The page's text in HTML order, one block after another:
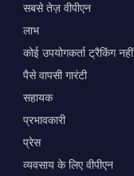
सबसे तेज़ वीपीएन
लाभ
कोई उपयोगकर्ता ट्रैकिंग नहीं
पैसे वापसी गारंटी
सहायक
प्रभावकारी
प्रेस
व्यवसाय के लिए वीपीएन